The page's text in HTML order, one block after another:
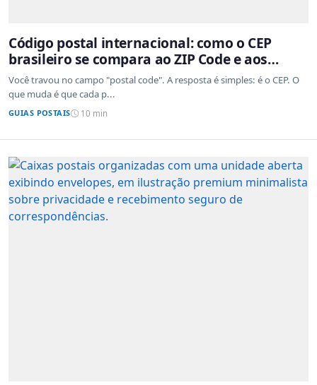
Código postal internacional: como o CEP
brasileiro se compara ao ZIP Code e aos
sistemas de outros países
Você travou no campo "postal code". A resposta é simples: é o CEP. O
que muda é que cada p...
GUIAS POSTAIS 10 min